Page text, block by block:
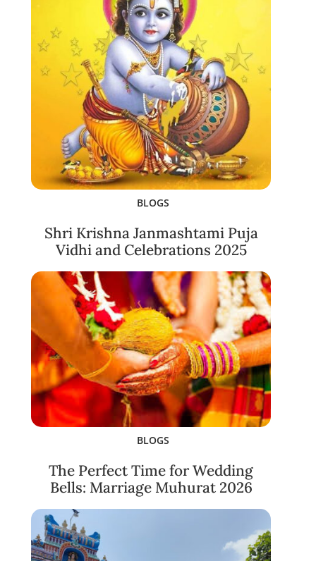
BLOGS
Shri Krishna Janmashtami Puja
Vidhi and Celebrations 2025
BLOGS
The Perfect Time for Wedding
Bells: Marriage Muhurat 2026